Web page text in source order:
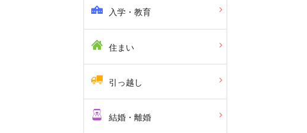
入学・教育
住まい
引っ越し
結婚・離婚